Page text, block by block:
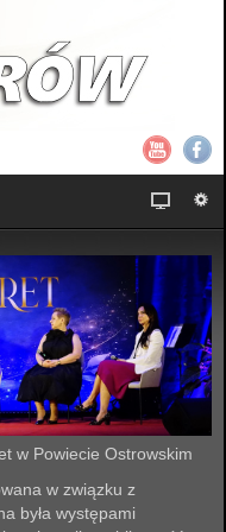
w Powiecie Ostrowskim
w związku z
była występami